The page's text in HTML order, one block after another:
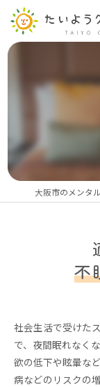
不
社会生活で受けた
で、夜間眠れなく
欲の低下や眩暈な
病などのリスクの